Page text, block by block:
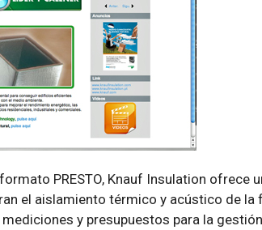
PRESTO, Knauf Insulation ofrece
el aislamiento térmico y acústico de la
y presupuestos para la